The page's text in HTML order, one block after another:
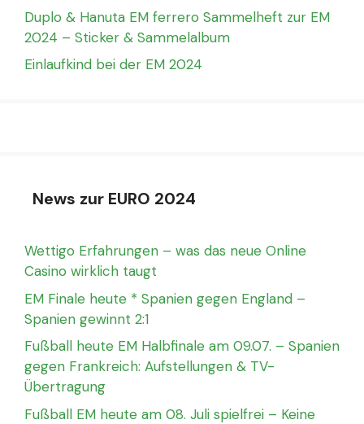
Duplo & Hanuta EM ferrero Sammelheft zur EM
2024 – Sticker & Sammelalbum
Einlaufkind bei der EM 2024
News zur EURO 2024
Wettigo Erfahrungen – was das neue Online
Casino wirklich taugt
EM Finale heute * Spanien gegen England –
Spanien gewinnt 2:1
Fußball heute EM Halbfinale am 09.07. – Spanien
gegen Frankreich: Aufstellungen & TV-
Übertragung
Fußball EM heute am 08. Juli spielfrei – Keine